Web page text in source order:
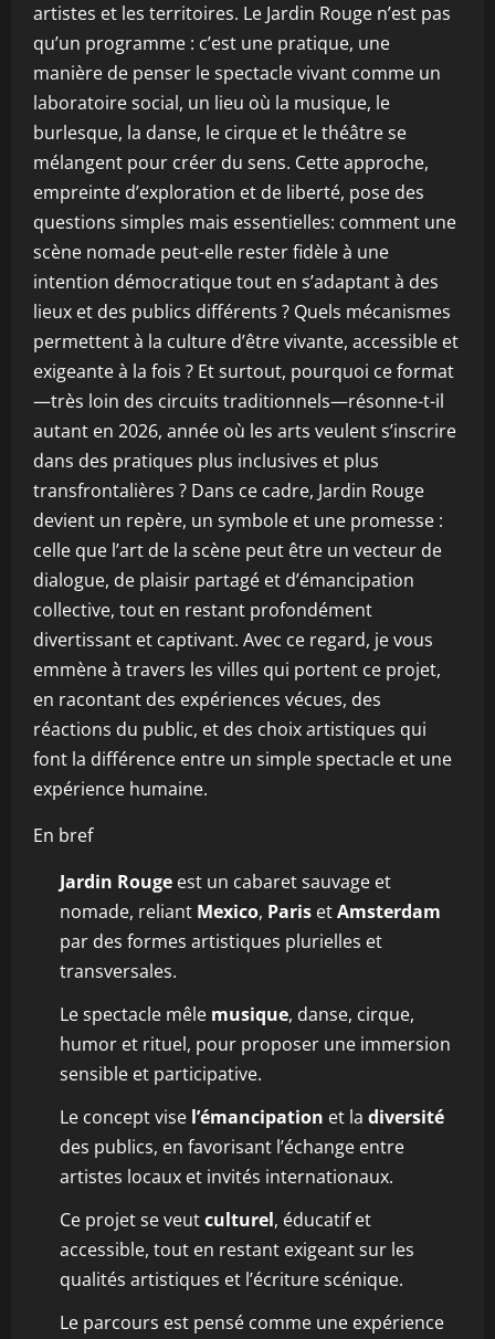
artistes et les territoires. Le Jardin Rouge n’est pas
qu’un programme : c’est une pratique, une
manière de penser le spectacle vivant comme un
laboratoire social, un lieu où la musique, le
burlesque, la danse, le cirque et le théâtre se
mélangent pour créer du sens. Cette approche,
empreinte d’exploration et de liberté, pose des
questions simples mais essentielles: comment une
scène nomade peut-elle rester fidèle à une
intention démocratique tout en s’adaptant à des
lieux et des publics différents ? Quels mécanismes
permettent à la culture d’être vivante, accessible et
exigeante à la fois ? Et surtout, pourquoi ce format
—très loin des circuits traditionnels—résonne-t-il
autant en 2026, année où les arts veulent s’inscrire
dans des pratiques plus inclusives et plus
transfrontalières ? Dans ce cadre, Jardin Rouge
devient un repère, un symbole et une promesse :
celle que l’art de la scène peut être un vecteur de
dialogue, de plaisir partagé et d’émancipation
collective, tout en restant profondément
divertissant et captivant. Avec ce regard, je vous
emmène à travers les villes qui portent ce projet,
en racontant des expériences vécues, des
réactions du public, et des choix artistiques qui
font la différence entre un simple spectacle et une
expérience humaine.
En bref
Jardin Rouge est un cabaret sauvage et
nomade, reliant Mexico, Paris etAmsterdam
par des formes artistiques plurielles et
transversales.
Le spectacle mêle musique, danse, cirque,
humor et rituel, pour proposer une immersion
sensible et participative.
Le concept vise l’émancipation et la diversité
des publics, en favorisant l’échange entre
artistes locaux et invités internationaux.
Ce projet se veutculturel, éducatif et
accessible, tout en restant exigeant sur les
qualités artistiques et l’écriture scénique.
Le parcours est pensé comme une expérience